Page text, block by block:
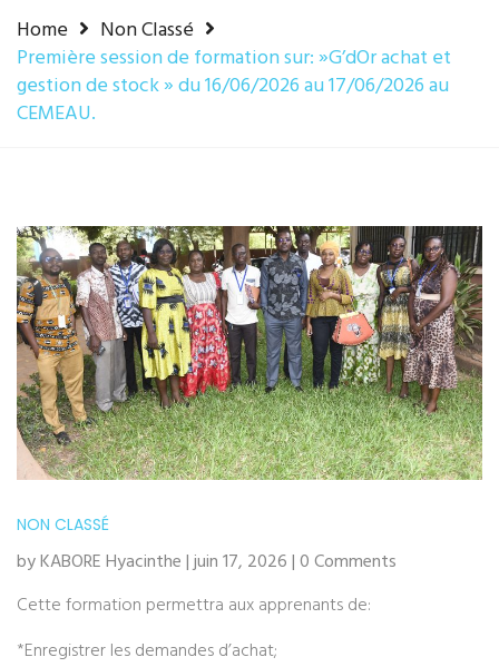
Home
Non Classé
Première session de formation sur: »G’dOr achat et
gestion de stock » du 16/06/2026 au 17/06/2026 au
CEMEAU.
NON CLASSÉ
by KABORE Hyacinthe | juin 17, 2026 | 0 Comments
Cette formation permettra aux apprenants de:
*Enregistrer les demandes d’achat;